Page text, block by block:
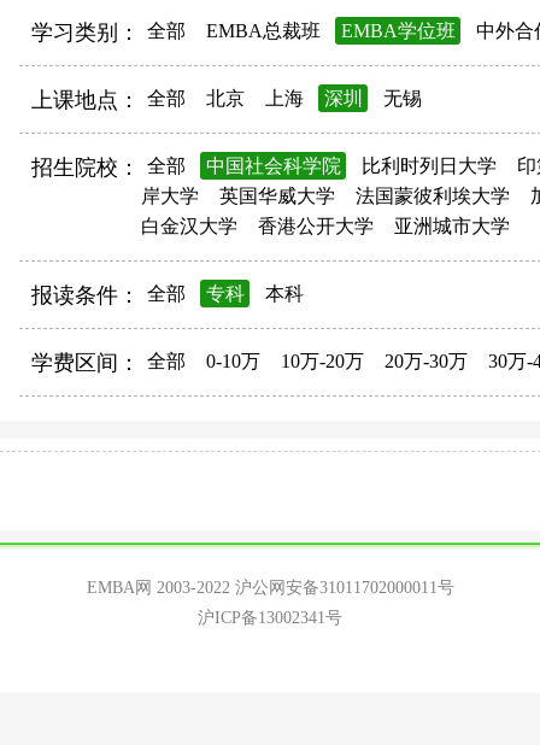
学习类别： 全部 EMBA总裁班 EMBA学位班 中外合
上课地点： 全部 北京 上海 深圳 无锡
招生院校： 全部 中国社会科学院 比利时列日大学
岸大学
英国华威大学 法国蒙彼利埃大学
白金汉大学
香港公开大学 亚洲城市大学
报读条件： 全部 专科 本科
学费区间： 全部 0-10万 10万-20万 20万-30万 30万-
EMBA网 2003-2022 沪公网安备31011702000011号
沪ICP备13002341号